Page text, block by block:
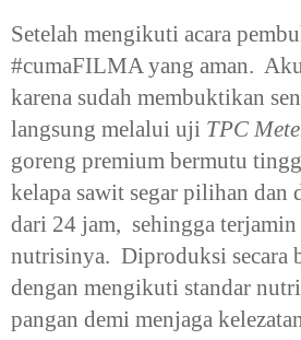
Setelah mengikuti acara
#cumaFILMA yang aman.
karena sudah membuktikan
langsung melalui uji TPC
goreng premium bermutu
kelapa sawit segar pilihan dan
dari 24 jam, sehingga
nutrisinya. Diproduksi secara
dengan mengikuti standar
pangan demi menjaga